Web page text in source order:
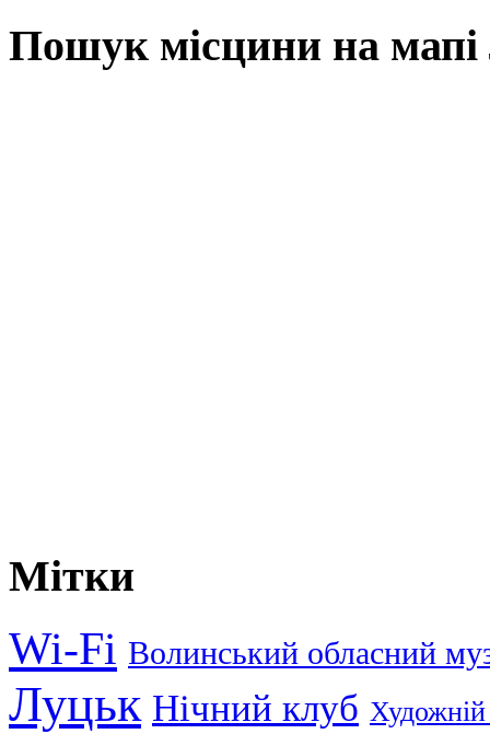
Пошук місцини на
Мітки
Wi-Fi Волинський обласний
Луцьк Нічний клуб